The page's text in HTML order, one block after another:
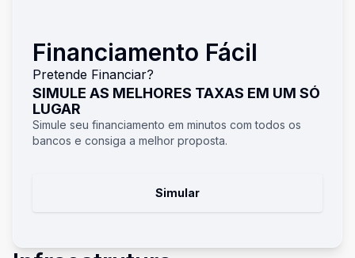
Financiamento Fácil
Pretende Financiar?
SIMULE AS MELHORES TAXAS EM UM SÓ
LUGAR
Simule seu financiamento em minutos com todos os
bancos e consiga a melhor proposta.
Simular